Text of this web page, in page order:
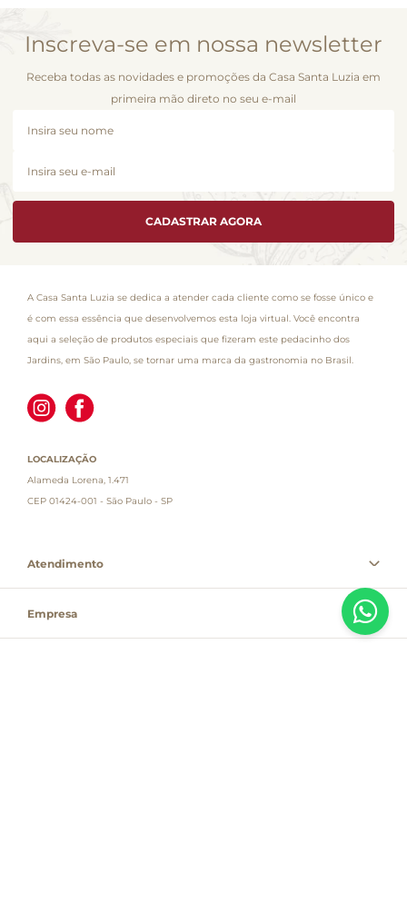
Inscreva-se em nossa newsletter
Receba todas as novidades e promoções da Casa Santa Luzia em
primeira mão direto no seu e-mail
CADASTRAR AGORA
A Casa Santa Luzia se dedica a atender cada cliente como se fosse único e
é com essa essência que desenvolvemos esta loja virtual. Você encontra
aqui a seleção de produtos especiais que fizeram este pedacinho dos
Jardins, em São Paulo, se tornar uma marca da gastronomia no Brasil.
LOCALIZAÇÃO
Alameda Lorena, 1.471
CEP 01424-001 - São Paulo - SP
Atendimento
Empresa